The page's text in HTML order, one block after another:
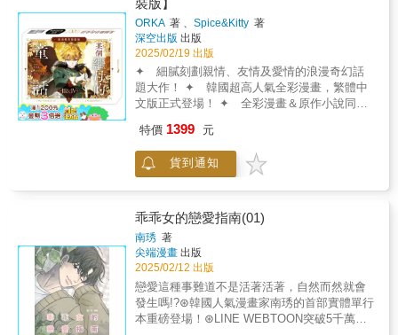
騎士的夢想，舒莉竟親自站上法庭，主張她與
已故侯爵的婚姻無效──!?
裝版】
ORKA著 、Spice&Kitty 著
深空出版 出版
2025/02/19 出版
✦ 細膩刻劃親情、友情及愛情的浪漫奇幻話
題大作！ ✦ 韓國超高人氣全彩漫畫，繁體中
文版正式登場！ ✦ 全彩漫畫＆原作小說同步
生繼母 vs 守護騎士 為拯救深陷危機的繼子，
16歲繼母即將賭上一切── & 一場慶祝聖誕佳節
的皇宮宴會， 卻暗藏針對舒莉及傑瑞米的卑劣
斷右臂的嚴酷刑罰， 唯有即刻繼承家主之位，
才有機會行使豁免權。 為了守護傑瑞米、守護
他成為騎士的夢想， 舒莉竟親自站上法庭， 主
張她與已故侯爵的婚姻無效──!? & -- & ※漫畫
通路特典特裝版內含： & ① 【漫畫】某個繼母
的童話03 & ② 【漫畫】某個繼母的童話04 &
③ 雙面壓克力立牌 ◇規格：14.5 &times;
20.5cm（整板）／3mm壓克力／雙面開版全彩
特價 1399 元
貨到通知
乖乖女的戀愛指南(01)
南琇 著
尖端漫畫 出版
2025/02/12 出版
戀愛這種事難道不是活著活著，自然而然就會
發生嗎!?⊛韓國人氣漫畫家南琇的首部實體單行
本重磅登場！⊛LINE WEBTOON突破5千萬人